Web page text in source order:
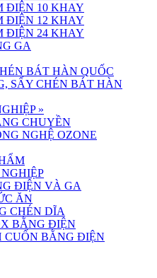
ĐIỆN 10 KHAY
ĐIỆN 12 KHAY
ĐIỆN 24 KHAY
GA
BÁT HÀN QUỐC
SẤY CHÉN BÁT HÀN
»
CHUYỀN
NGHỆ OZONE
ĐIỆN VÀ GA
ĂN
CHÉN DĨA
BẰNG ĐIỆN
CUỐN BẰNG ĐIỆN